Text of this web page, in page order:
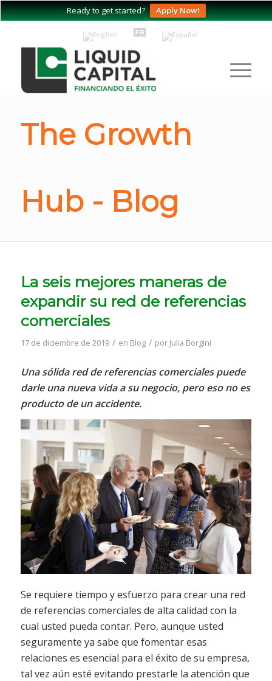
Ready to get started? Apply Now!
The Growth
Hub - Blog
La seis mejores maneras de
expandir su red de referencias
comerciales
17 de diciembre de 2019 / en Blog / por Julia Borgini
Una sólida red de referencias comerciales puede
darle una nueva vida a su negocio, pero eso no es
producto de un accidente.
Se requiere tiempo y esfuerzo para crear una red
de referencias comerciales de alta calidad con la
cual usted pueda contar. Pero, aunque usted
seguramente ya sabe que fomentar esas
relaciones es esencial para el éxito de su empresa,
tal vez aún esté evitando prestarle la atención que